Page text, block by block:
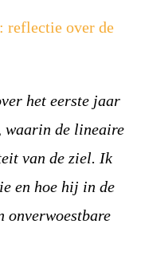
reflectie over de
het eerste jaar
waarin de lineaire
van de ziel. Ik
en hoe hij in de
onverwoestbare